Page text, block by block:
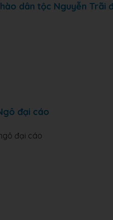
dân tộc Nguyễn Trãi
đại cáo
đại cáo